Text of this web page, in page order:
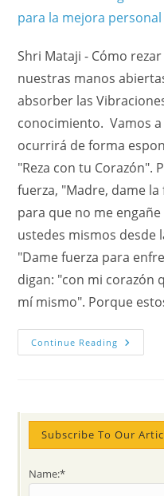
Shri Mataji - Cómo
nuestras manos
absorber las
conocimiento. Vamos
ocurrirá de forma
"Reza con tu Corazón".
fuerza, "Madre, dame
para que no me
ustedes mismos desde
"Dame fuerza para
digan: "con mi corazón
mí mismo". Porque
Continue Reading Cómo
Orar?
Yogui
Sahaja
–
4
Subscribe To Our
Name:*